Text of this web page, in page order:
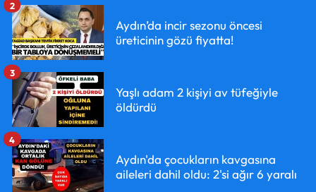
Aydın’da incir sezonu öncesi
üreticinin gözü fiyatta!
2
Yaşlı adam 2 kişiyi av tüfeğiyle
öldürdü
3
Aydın'da çocukların kavgasına
aileleri dahil oldu: 2'si ağır 6 yaralı
4